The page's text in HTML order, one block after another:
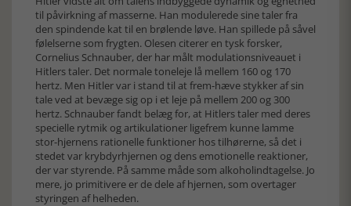
til påvirkning af masserne. Han modulerede sine taler fra
den spindende kat til en brølende løve. Han spillede på såvel
følelserne som frygten. Olesen citerer en tysk forsker,
Cornelius Schnauber, der har målt modulationsniveauet i
Hitlers taler. Det normale toneleje lå mellem 160 og 170
hertz. Men Hitler var i stand til at frem-hæve stykker af sin
tale ved at bevæge sig op i et leje på mellem 200 og 300
hertz. Schnauber fandt belæg for, at Hitlers taler med deres
specielle rytmik og artikulationer ligefrem kunne lamme
stor-hjernens rationelle funktioner hos tilhørerne, så det i
stedet var krybdyrhjernen og dens emotionelle reaktioner,
der var styrende. På samme måde som alkoholindtagelse. Jo
mere, jo primitivere er de dele af hjernen, som overtager
styringen af helheden.